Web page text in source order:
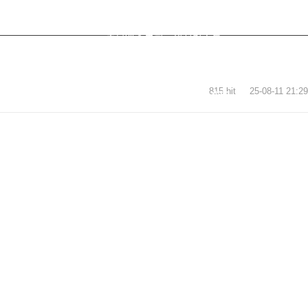
주문배송조회 위시리스트
스쿠바몰 25-08-11 21:29
815 hit